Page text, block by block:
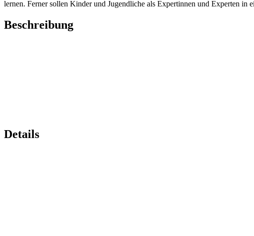
lernen. Ferner sollen Kinder und Jugendliche als Expertinnen und Experten in
Beschreibung
Details